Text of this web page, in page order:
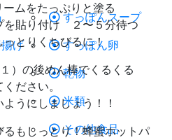
すっぽんスープ
げ
すっぽん卵
乾物
米類
その他食品
ムをたっぷりと塗る
を貼り付け ２〜５分待つ
とりくちびるに！
）の後めん棒でくるくる
ださい。
うにしましょう！！
るもしっとり！蜂蜜ホットパ